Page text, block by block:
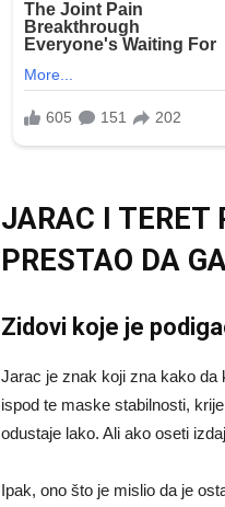
JARAC I TERET
PRESTAO DA
Zidovi koje je
Jarac je znak koji zna kako da
ispod te maske stabilnosti,
odustaje lako. Ali ako oseti
Ipak, ono što je mislio da je